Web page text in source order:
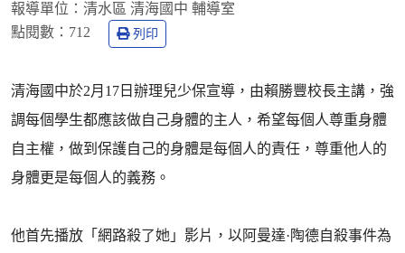
報導單位： 清水區 清海國中 輔導室
點閱數： 712 列印
清海國中於2月17日辦理兒少保宣導，由賴勝豐校長主講，強
調每個學生都應該做自己身體的主人，希望每個人尊重身體
自主權，做到保護自己的身體是每個人的責任，尊重他人的
身體更是每個人的義務。
他首先播放「網路殺了她」影片，以阿曼達·陶德自殺事件為